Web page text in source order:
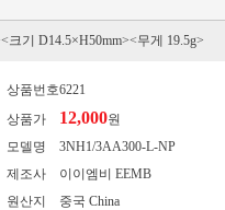
기 D14.5×H50mm><무게 19.5g>
상품번호6221
상품가
12,000원
모델명
3NH1/3AA300-L-NP
제조사
이이엠비 EEMB
원산지
중국 China